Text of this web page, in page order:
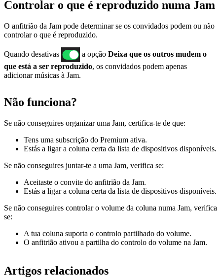
Controlar o que é reproduzido numa Jam
O anfitrião da Jam pode determinar se os convidados podem ou não
controlar o que é reproduzido.
Quando desativas a opção Deixa que os outros mudem o
que está a ser reproduzido, os convidados podem apenas
adicionar músicas à Jam.
Não funciona?
Se ​​não conseguires organizar uma Jam, certifica-te de que:
Tens uma subscrição do Premium ativa.
Estás a ligar a coluna certa da lista de dispositivos disponíveis.
Se não conseguires juntar-te a uma Jam, verifica se:
Aceitaste o convite do anfitrião da Jam.
Estás a ligar a coluna certa da lista de dispositivos disponíveis.
Se não conseguires controlar o volume da coluna numa Jam, verifica
se:
A tua coluna suporta o controlo partilhado do volume.
O anfitrião ativou a partilha do controlo do volume na Jam.
Artigos relacionados